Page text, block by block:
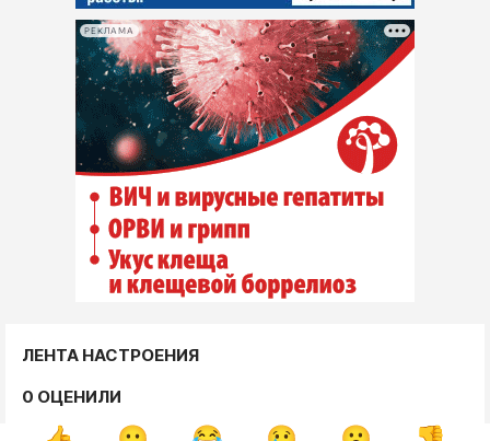
РЕКЛАМА
ЛЕНТА НАСТРОЕНИЯ
0 ОЦЕНИЛИ